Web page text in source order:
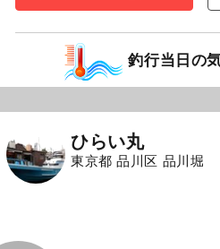
釣行当日の
ひらい丸
東京都 品川区 品川堀